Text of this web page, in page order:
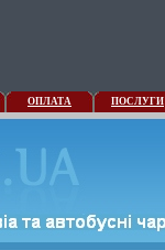
ОПЛАТА ПОСЛУГИ